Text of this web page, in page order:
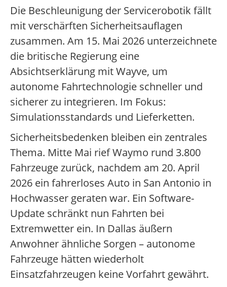
Die Beschleunigung der Servicerobotik fällt
mit verschärften Sicherheitsauflagen
zusammen. Am 15. Mai 2026 unterzeichnete
die britische Regierung eine
Absichtserklärung mit Wayve, um
autonome Fahrtechnologie schneller und
sicherer zu integrieren. Im Fokus:
Simulationsstandards und Lieferketten.
Sicherheitsbedenken bleiben ein zentrales
Thema. Mitte Mai rief Waymo rund 3.800
Fahrzeuge zurück, nachdem am 20. April
2026 ein fahrerloses Auto in San Antonio in
Hochwasser geraten war. Ein Software-
Update schränkt nun Fahrten bei
Extremwetter ein. In Dallas äußern
Anwohner ähnliche Sorgen – autonome
Fahrzeuge hätten wiederholt
Einsatzfahrzeugen keine Vorfahrt gewährt.